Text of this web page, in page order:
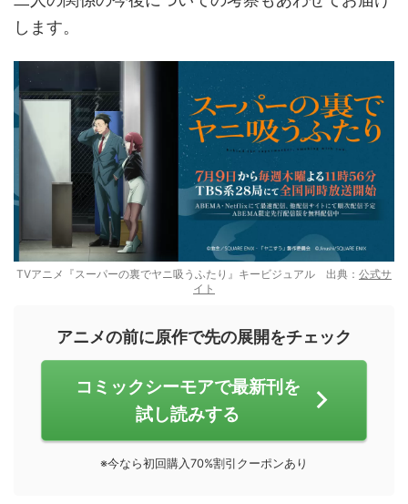
します。
TVアニメ『スーパーの裏でヤニ吸うふたり』キービジュアル 出典： 公式サ
イト
アニメの前に原作で先の展開をチェック
コミックシーモアで最新刊を
試し読みする
※今なら初回購入70%割引クーポンあり